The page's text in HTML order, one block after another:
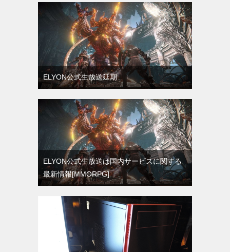
ELYON公式生放送延期
ELYON公式生放送は国内サービスに関する
最新情報[MMORPG]